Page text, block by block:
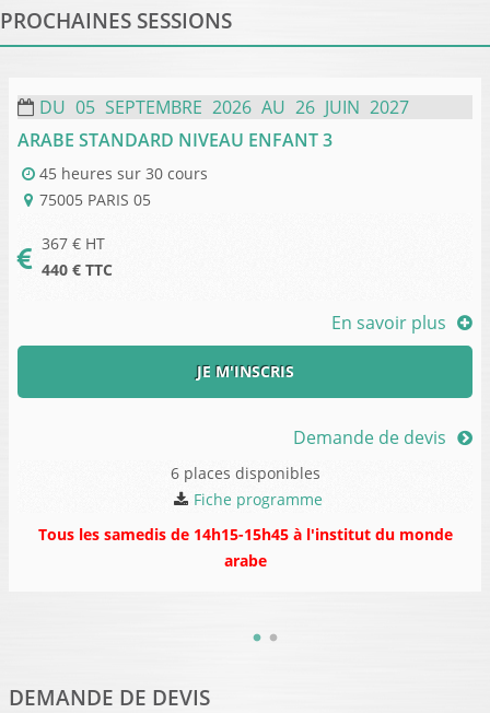
PROCHAINES SESSIONS
DU 05 SEPTEMBRE 2026 AU 26 JUIN 2027
ARABE STANDARD NIVEAU ENFANT 3
45 heures sur 30 cours
75005 PARIS 05
367 € HT
440 € TTC
En savoir plus
JE M'INSCRIS
Demande de devis
6 places disponibles
Fiche programme
Tous les samedis de 14h15-15h45 à l'institut du monde
arabe
DEMANDE DE DEVIS